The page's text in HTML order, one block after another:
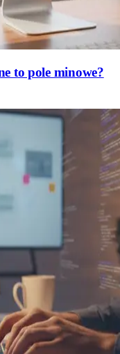
to pole minowe?